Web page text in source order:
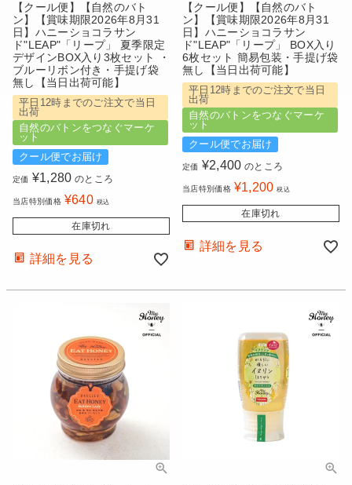
【クール便】【自然のバト
ン】【賞味期限2026年8月31
日】ハニーショコラサン
ド"LEAP"「リープ」 夏季限定
デザインBOX入り3枚セット ・
ブルーリボン付き・手提げ袋
無し【当日出荷可能】
平日12時までのご注文で当日
出荷
自然のバトンをつなぐマーケ
ット
クール便でお届け
定価 ¥1,280 のところ
当店特別価格 ¥640 税込
在庫切れ
詳細を見る
【クール便】【自然のバト
ン】【賞味期限2026年8月31
日】ハニーショコラサン
ド"LEAP"「リープ」 BOX入り
6枚セット 簡易包装・手提げ袋
無し【当日出荷可能】
平日12時までのご注文で当日
出荷
自然のバトンをつなぐマーケ
ット
クール便でお届け
定価 ¥2,400 のところ
当店特別価格 ¥1,200 税込
在庫切れ
詳細を見る